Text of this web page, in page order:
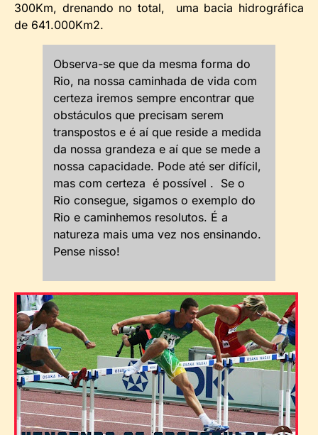
300Km, drenando no total, uma bacia hidrográfica
de 641.000Km2.
Observa-se que da mesma forma do
Rio, na nossa caminhada de vida com
certeza iremos sempre encontrar que
obstáculos que precisam serem
transpostos e é aí que reside a medida
da nossa grandeza e aí que se mede a
nossa capacidade. Pode até ser difícil,
mas com certeza é possível . Se o
Rio consegue, sigamos o exemplo do
Rio e caminhemos resolutos. É a
natureza mais uma vez nos ensinando.
Pense nisso!